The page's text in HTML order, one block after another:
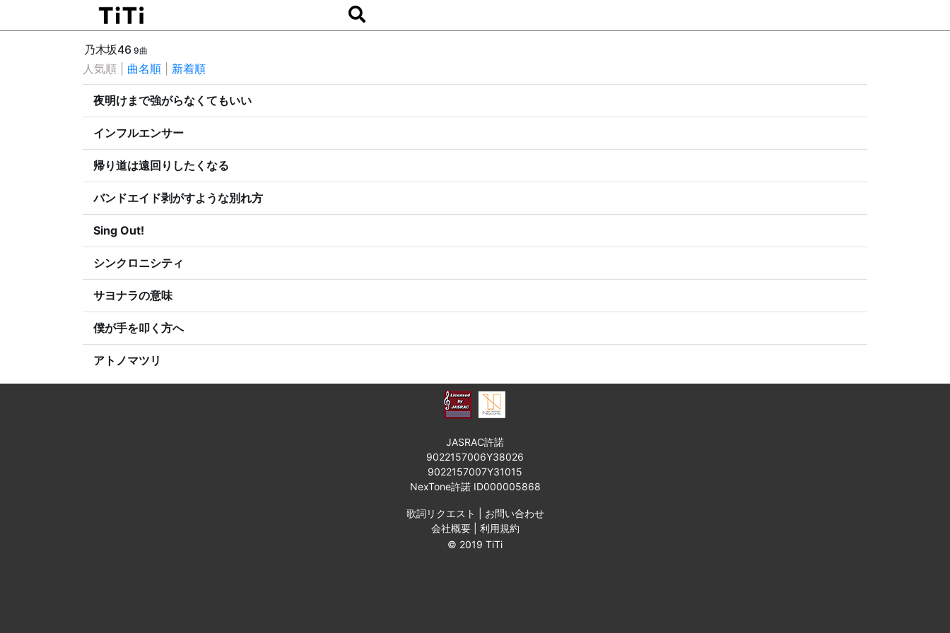
乃木坂469曲
人気順 曲名順 新着順
夜明けまで強がらなくてもいい
インフルエンサー
帰り道は遠回りしたくなる
バンドエイド剥がすような別れ方
Sing Out!
シンクロニシティ
サヨナラの意味
僕が手を叩く方へ
アトノマツリ
JASRAC許諾
9022157006Y38026
9022157007Y31015
NexTone許諾 ID000005868
歌詞リクエスト
お問い合わせ
会社概要| 利用規約
© 2019 TiTi